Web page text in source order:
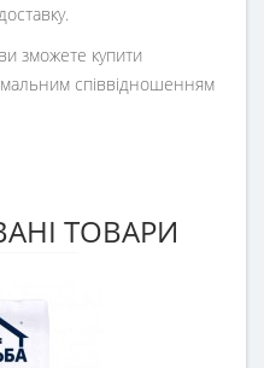
зможете купити
співвідношенням
ТОВАРИ